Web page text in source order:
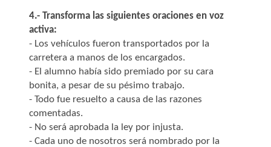
4.- Transforma las siguientes oraciones en voz
activa:
- Los vehículos fueron transportados por la
carretera a manos de los encargados.
- El alumno había sido premiado por su cara
bonita, a pesar de su pésimo trabajo.
- Todo fue resuelto a causa de las razones
comentadas.
- No será aprobada la ley por injusta.
- Cada uno de nosotros será nombrado por la